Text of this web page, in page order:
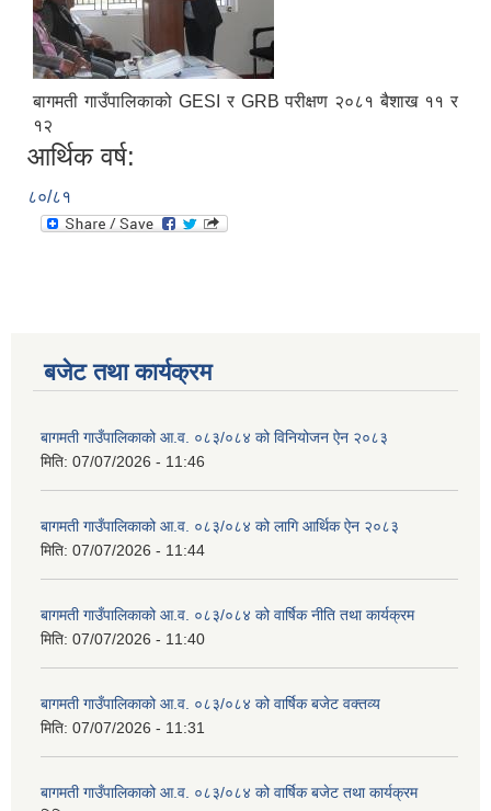
बागमती गाउँपालिकाको GESI र GRB परीक्षण २०८१ बैशाख ११ र
१२
आर्थिक वर्ष:
८०/८१
बजेट तथा कार्यक्रम
बागमती गाउँपालिकाको आ.व. ०८३/०८४ को विनियोजन ऐन २०८३
मिति: 07/07/2026 - 11:46
बागमती गाउँपालिकाको आ.व. ०८३/०८४ को लागि आर्थिक ऐन २०८३
मिति: 07/07/2026 - 11:44
बागमती गाउँपालिकाको आ.व. ०८३/०८४ को वार्षिक नीति तथा कार्यक्रम
मिति: 07/07/2026 - 11:40
बागमती गाउँपालिकाको आ.व. ०८३/०८४ को वार्षिक बजेट वक्तव्य
मिति: 07/07/2026 - 11:31
बागमती गाउँपालिकाको आ.व. ०८३/०८४ को वार्षिक बजेट तथा कार्यक्रम